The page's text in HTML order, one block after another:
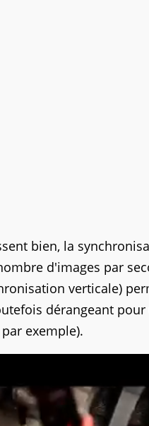
bien, la
d'images par
verticale)
dérangeant
exemple).